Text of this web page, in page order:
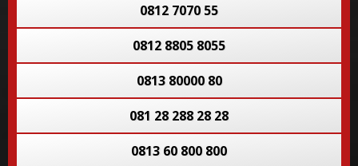
0812 7070 55
0812 8805 8055
0813 80000 80
081 28 288 28 28
0813 60 800 800